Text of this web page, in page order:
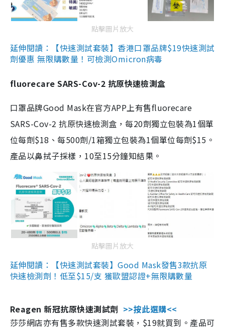
點擊圖片放大
延伸閱讀：【快速測試套裝】香港口罩品牌$19快速測試
劑優惠 無限購數量！可檢測Omicron病毒
fluorecare SARS-Cov-2 抗原快速檢測盒
口罩品牌Good Mask在官方APP上有售fluorecare
SARS-Cov-2 抗原快速檢測盒，每20劑獨立包裝為1個單
位每劑$18、每500劑/1箱獨立包裝為1個單位每劑$15。
產品以鼻拭子採樣，10至15分鐘知結果。
點擊圖片放大
延伸閱讀：【快速測試套裝】Good Mask發售3款抗原
快速檢測劑！低至$15/支 獲歐盟認證+無限購數量
Reagen 新冠抗原快速測試劑 >>按此選購<<
莎莎網店亦有售多款快速測試套裝，$19就買到。產品可